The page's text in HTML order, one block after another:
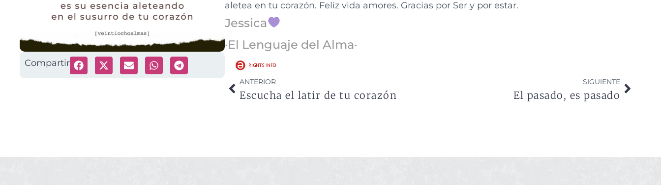
Compartir
aletea en tu corazón. Feliz vida amores. Gracias por Ser y por estar.
Jessica
·El Lenguaje del Alma·
ANTERIOR
Escucha el latir de tu corazón
SIGUIENTE
El pasado, es pasado